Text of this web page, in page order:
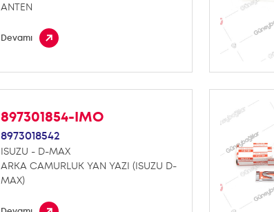
ANTEN
Devamı
897301854-IMO
8973018542
ISUZU - D-MAX
ARKA CAMURLUK YAN YAZI (ISUZU D-
MAX)